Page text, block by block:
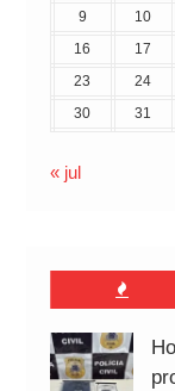
9
10
16
17
23
24
30
31
« jul